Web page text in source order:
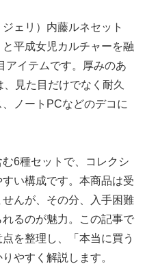
ェリ）内藤ルネセット
平成女児カルチャーを融
アイテムです。厚みのあ
見た目だけでなく耐久
ノートPCなどのデコに
6種セットで、コレクシ
い構成です。本商品は受
んが、その分、入手困難
るのが魅力。この記事で
を整理し、「本当に買う
やすく解説します。